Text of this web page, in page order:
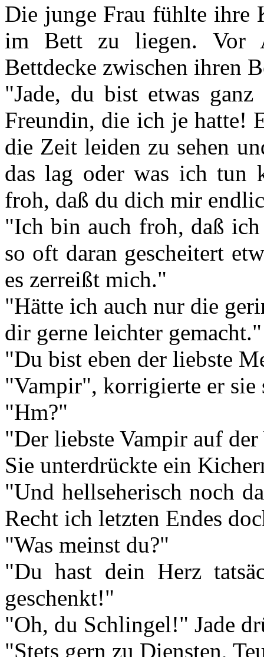
Die junge Frau fühlte ihre
im Bett zu liegen. Vor
Bettdecke zwischen ihren
"Jade, du bist etwas
Freundin, die ich je hatte!
die Zeit leiden zu sehen
das lag oder was ich tun
froh, daß du dich mir
"Ich bin auch froh, daß ich
so oft daran gescheitert
es zerreißt mich."
"Hätte ich auch nur die
dir gerne leichter gemacht."
"Du bist eben der liebste
"Vampir", korrigierte er sie
"Hm?"
"Der liebste Vampir auf
Sie unterdrückte ein
"Und hellseherisch noch
Recht ich letzten Endes
"Was meinst du?"
"Du hast dein Herz
geschenkt!"
"Oh, du Schlingel!" Jade
"Stets gern zu Diensten,